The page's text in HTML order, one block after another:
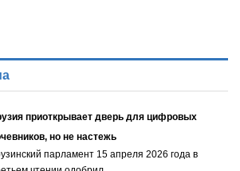
приоткрывает дверь для цифровых
но не настежь
парламент 15 апреля 2026 года в